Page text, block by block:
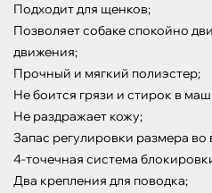
Подходит для щенков;
Позволяет собаке спокойно
движения;
Прочный и мягкий полиэстер;
Не боится грязи и стирок в
Не раздражает кожу;
Запас регулировки размера во
4-точечная система
Два крепления для поводка;